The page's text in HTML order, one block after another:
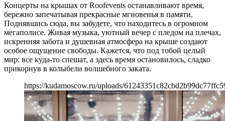
Концерты на крышах от Roofevents останавливают время,
бережно запечатывая прекрасные мгновенья в памяти.
Поднявшись сюда, вы забудете, что находитесь в огромном
мегаполисе. Живая музыка, уютный вечер с пледом на плечах,
искренняя забота и душевная атмосфера на крыше создают
особое ощущение свободы. Кажется, что под тобой целый
мир: все куда-то спешат, а здесь время остановилось, сладко
прикорнув в колыбели волшебного заката.
https://kudamoscow.ru/uploads/